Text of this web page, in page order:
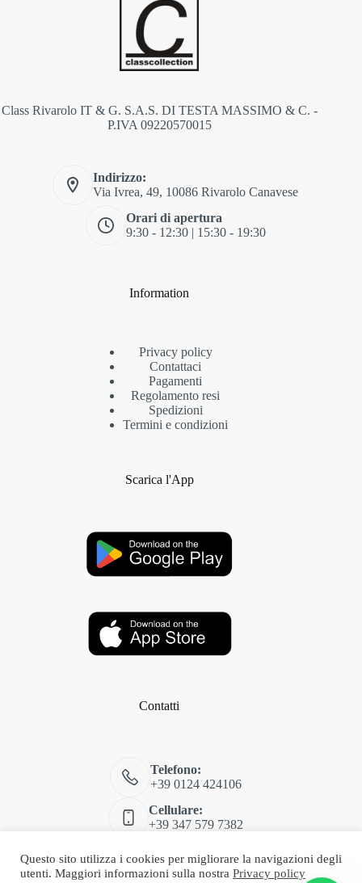
Class Rivarolo IT & G. S.A.S. DI TESTA MASSIMO & C. -
P.IVA 09220570015
Indirizzo:
Via Ivrea, 49, 10086 Rivarolo Canavese
Orari di apertura
9:30 - 12:30 | 15:30 - 19:30
Information
Privacy policy
Contattaci
Pagamenti
Regolamento resi
Spedizioni
Termini e condizioni
Scarica l'App
Contatti
Telefono:
+39 0124 424106
Cellulare:
+39 347 579 7382
shop@classitalia.it
Questo sito utilizza i cookies per migliorare la navigazioni degli
utenti. Maggiori informazioni sulla nostra Privacy policy